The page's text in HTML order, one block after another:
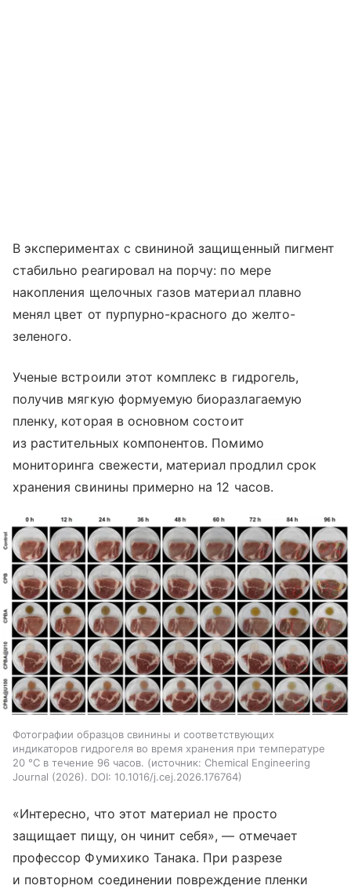
В экспериментах с свининой защищенный пигмент
стабильно реагировал на порчу: по мере
накопления щелочных газов материал плавно
менял цвет от пурпурно-красного до желто-
зеленого.
Ученые встроили этот комплекс в гидрогель,
получив мягкую формуемую биоразлагаемую
пленку, которая в основном состоит
из растительных компонентов. Помимо
мониторинга свежести, материал продлил срок
хранения свинины примерно на 12 часов.
Фотографии образцов свинины и соответствующих
индикаторов гидрогеля во время хранения при температуре
20 °C в течение 96 часов.
источник: Chemical Engineering
Journal (2026). DOI: 10.1016/j.cej.2026.176764
«Интересно, что этот материал не просто
защищает пищу, он чинит себя», — отмечает
профессор Фумихико Танака. При разрезе
и повторном соединении повреждение пленки